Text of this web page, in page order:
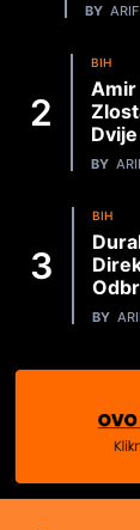
BY
BIH
Amir
BY
BIH
BY